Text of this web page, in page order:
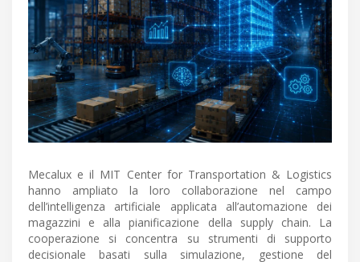
Mecalux e il MIT Center for Transportation & Logistics
hanno ampliato la loro collaborazione nel campo
dell’intelligenza artificiale applicata all’automazione dei
magazzini e alla pianificazione della supply chain. La
cooperazione si concentra su strumenti di supporto
decisionale basati sulla simulazione, gestione del